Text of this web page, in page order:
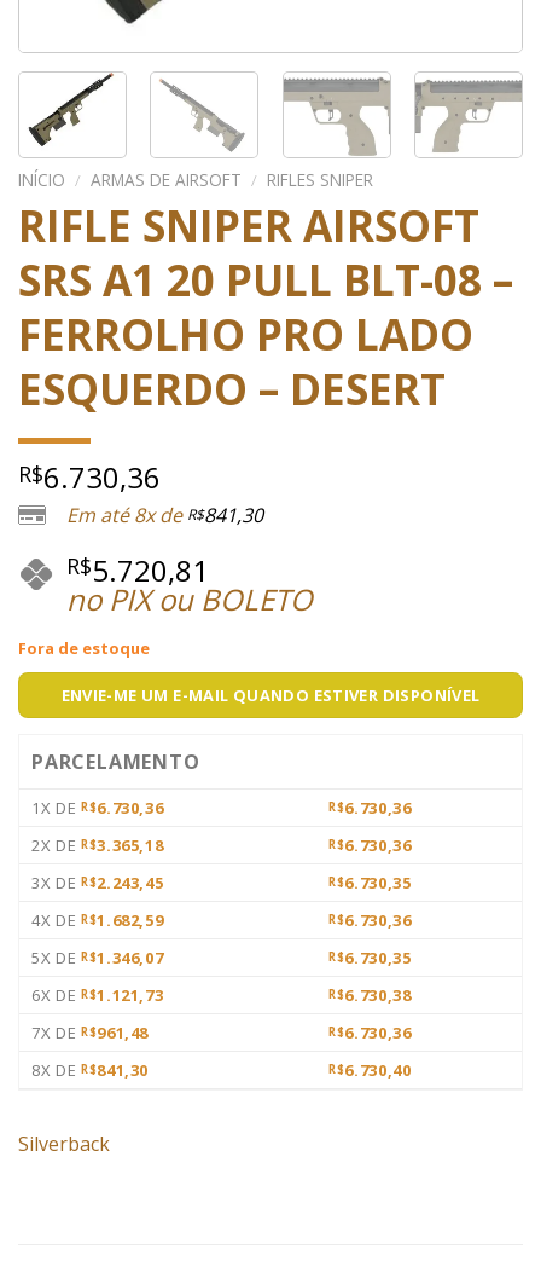
INÍCIO / ARMAS DE AIRSOFT / RIFLES SNIPER
RIFLE SNIPER AIRSOFT
SRS A1 20 PULL BLT-08 –
FERROLHO PRO LADO
ESQUERDO – DESERT
R$6.730,36
Em até 8x de R$841,30
R$5.720,81
no PIX ou BOLETO
Fora de estoque
ENVIE-ME UM E-MAIL QUANDO ESTIVER DISPONÍVEL
PARCELAMENTO
1X DE R$6.730,36 R$6.730,36
2X DE R$3.365,18 R$6.730,36
3X DE R$2.243,45 R$6.730,35
4X DE R$1.682,59 R$6.730,36
5X DE R$1.346,07 R$6.730,35
6X DE R$1.121,73 R$6.730,38
7X DE R$961,48 R$6.730,36
8X DE R$841,30 R$6.730,40
Silverback